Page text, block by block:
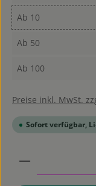
Ab 10
Ab 50
Ab 100
Preise inkl. MwSt.
Sofort verfügbar,
Produkt